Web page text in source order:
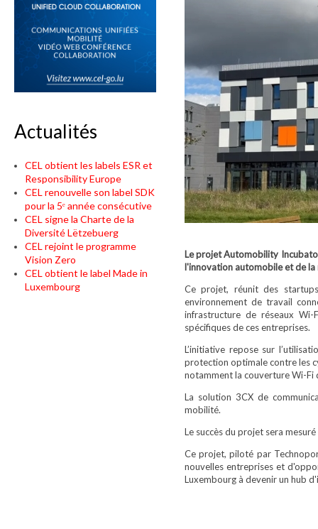
Le projet Automobility
l'innovation automobile et de la
Ce projet, réunit des
environnement de travail
infrastructure de réseaux
spécifiques de ces entreprises.
L’initiative repose sur
protection optimale contre les
notamment la couverture Wi-Fi
La solution 3CX de
mobilité.
Le succès du projet sera
Ce projet, piloté par
nouvelles entreprises et
Luxembourg à devenir un hub
Actualités
CEL obtient les labels ESR et
Responsibility Europe
CEL renouvelle son label SDK
pour la 5ᵉ année consécutive
CEL signe la Charte de la
Diversité Lëtzebuerg
CEL rejoint le programme
Vision Zero
CEL obtient le label Made in
Luxembourg